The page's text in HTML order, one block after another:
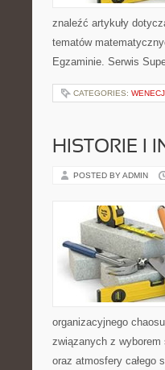
znaleźć artykuły
tematów
Egzaminie. Serwis
CATEGORIES:
HISTORIE I
POSTED BY ADMIN
organizacyjnego
związanych z
oraz atmosfery całego